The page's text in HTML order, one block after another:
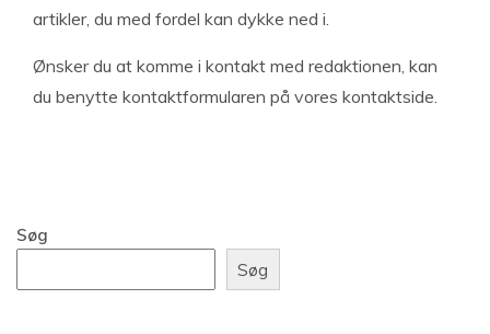
artikler, du med fordel kan dykke ned i.
Ønsker du at komme i kontakt med redaktionen, kan
du benytte kontaktformularen på vores kontaktside.
Søg
Søg